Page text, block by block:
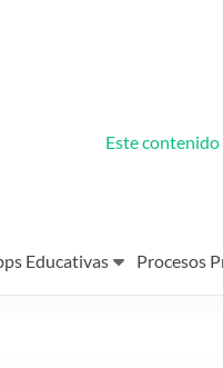
Este
Educativas Procesos